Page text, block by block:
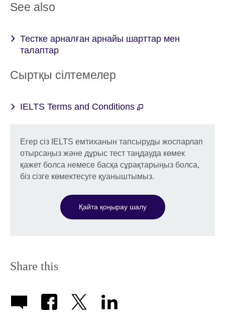
See also
Тестке арналған арнайы шарттар мен
талаптар
Сыртқы сілтемелер
IELTS Terms and Conditions
Егер сіз IELTS емтиханын тапсыруды жоспарлап
отырсаңыз және дұрыс тест таңдауда көмек
қажет болса немесе басқа сұрақтарыңыз болса,
біз сізге көмектесуге қуаныштымыз.
Қайта қоңырау шалу
Share this